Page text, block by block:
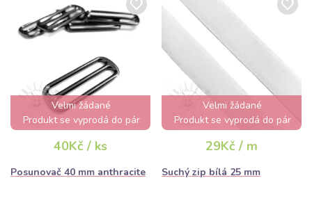
Velmi žádané
Produkt se vyprodá do pár
40Kč / ks
Posunovač 40 mm anthracite
Velmi žádané
Produkt se vyprodá do pár
29Kč / m
Suchý zip bílá 25 mm